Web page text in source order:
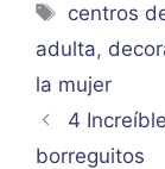
Etiquetas
centros
adulta,
la mujer
4
borreguitos